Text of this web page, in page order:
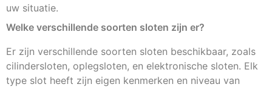
uw situatie.
Welke verschillende soorten sloten zijn er?
Er zijn verschillende soorten sloten beschikbaar, zoals
cilindersloten, oplegsloten, en elektronische sloten. Elk
type slot heeft zijn eigen kenmerken en niveau van